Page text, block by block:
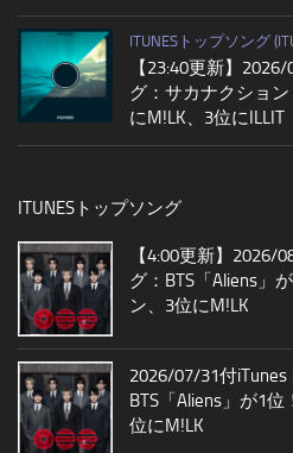
ITUNESトップソング
【23:40更新】
グ：サカナクショ
にM!LK、3位にILLIT
ITUNESトップソング
【4:00更新】2026/
グ：BTS「Aliens」
ン、3位にM!LK
2026/07/31付iTunes
BTS「Aliens」が1
位にM!LK